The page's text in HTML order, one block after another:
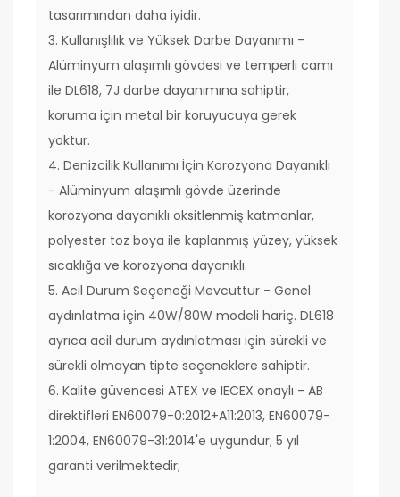
tasarımından daha iyidir.
3. Kullanışlılık ve Yüksek Darbe Dayanımı -
Alüminyum alaşımlı gövdesi ve temperli camı
ile DL618, 7J darbe dayanımına sahiptir,
koruma için metal bir koruyucuya gerek
yoktur.
4. Denizcilik Kullanımı İçin Korozyona Dayanıklı
- Alüminyum alaşımlı gövde üzerinde
korozyona dayanıklı oksitlenmiş katmanlar,
polyester toz boya ile kaplanmış yüzey, yüksek
sıcaklığa ve korozyona dayanıklı.
5. Acil Durum Seçeneği Mevcuttur - Genel
aydınlatma için 40W/80W modeli hariç. DL618
ayrıca acil durum aydınlatması için sürekli ve
sürekli olmayan tipte seçeneklere sahiptir.
6. Kalite güvencesi ATEX ve IECEX onaylı - AB
direktifleri EN60079-0:2012+A11:2013, EN60079-
1:2004, EN60079-31:2014'e uygundur; 5 yıl
garanti verilmektedir;